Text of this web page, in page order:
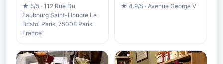
★ 5/5 · 112 Rue Du
Faubourg Saint-Honore Le
Bristol Paris, 75008 Paris
France
★ 4.9/5 · Avenue George V